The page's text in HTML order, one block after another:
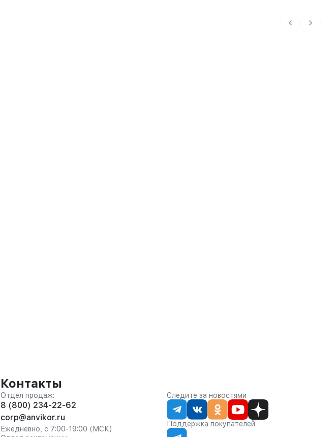
Контакты
Отдел продаж:
8 (800) 234-22-62
corp@anvikor.ru
Ежедневно, с 7:00-19:00 (МСК)
Следите за новостями
Поддержка покупателей